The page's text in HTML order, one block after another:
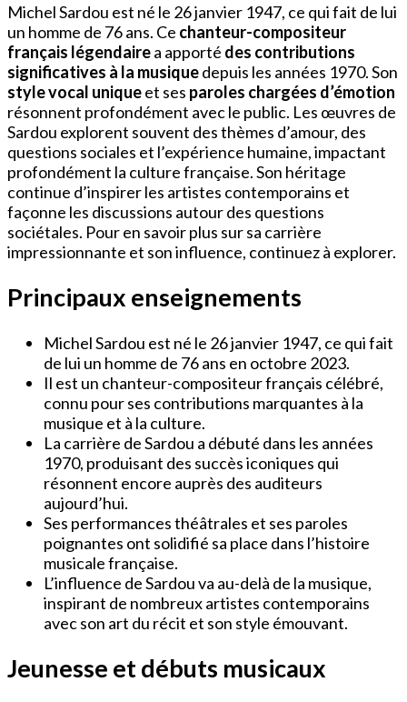
Michel Sardou est né le 26 janvier 1947, ce qui fait de lui
un homme de 76 ans. Ce chanteur-compositeur
français légendairea apporté des contributions
significatives à la musiquedepuis les années 1970. Son
style vocal uniqueet ses paroles chargées d’émotion
résonnent profondément avec le public. Les œuvres de
Sardou explorent souvent des thèmes d’amour, des
questions sociales et l’expérience humaine, impactant
profondément la culture française. Son héritage
continue d’inspirer les artistes contemporains et
façonne les discussions autour des questions
sociétales. Pour en savoir plus sur sa carrière
impressionnante et son influence, continuez à explorer.
Principaux enseignements
Michel Sardou est né le 26 janvier 1947, ce qui fait
de lui un homme de 76 ans en octobre 2023.
Il est un chanteur-compositeur français célébré,
connu pour ses contributions marquantes à la
musique et à la culture.
La carrière de Sardou a débuté dans les années
1970, produisant des succès iconiques qui
résonnent encore auprès des auditeurs
aujourd’hui.
Ses performances théâtrales et ses paroles
poignantes ont solidifié sa place dans l’histoire
musicale française.
L’influence de Sardou va au-delà de la musique,
inspirant de nombreux artistes contemporains
avec son art du récit et son style émouvant.
Jeunesse et débuts musicaux